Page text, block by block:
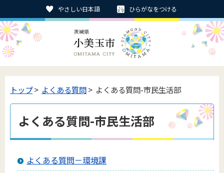
やさしい日本語 ひらがなをつける
トップ> よくある質問> よくある質問-市民生活部
よくある質問-市民生活部
よくある質問－環境課